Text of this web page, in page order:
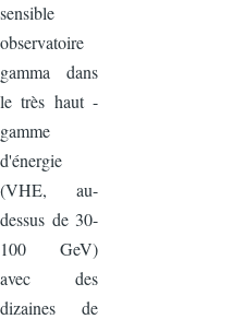
sensible
observatoire
gamma dans
le très haut -
gamme
d'énergie
(VHE, au-
dessus de 30-
100 GeV)
avec des
dizaines de